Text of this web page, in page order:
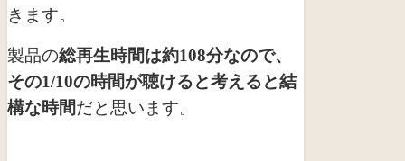
きます。
製品の総再生時間は約108分なので、
その1/10の時間が聴けると考えると結
構な時間だと思います。